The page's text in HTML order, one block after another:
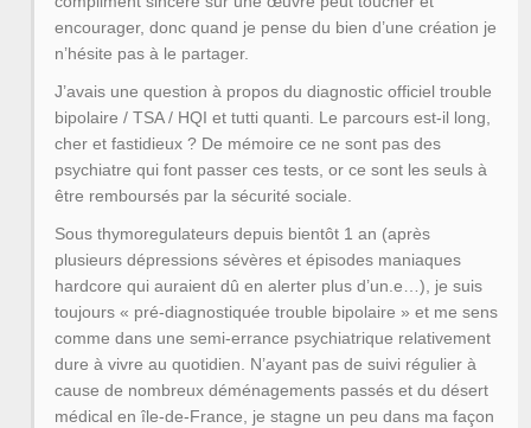
encourager, donc quand je pense du bien d’une création je
n’hésite pas à le partager.
J’avais une question à propos du diagnostic officiel trouble
bipolaire / TSA / HQI et tutti quanti. Le parcours est-il long,
cher et fastidieux ? De mémoire ce ne sont pas des
psychiatre qui font passer ces tests, or ce sont les seuls à
être remboursés par la sécurité sociale.
Sous thymoregulateurs depuis bientôt 1 an (après
plusieurs dépressions sévères et épisodes maniaques
hardcore qui auraient dû en alerter plus d’un.e…), je suis
toujours « pré-diagnostiquée trouble bipolaire » et me sens
comme dans une semi-errance psychiatrique relativement
dure à vivre au quotidien. N’ayant pas de suivi régulier à
cause de nombreux déménagements passés et du désert
médical en île-de-France, je stagne un peu dans ma façon